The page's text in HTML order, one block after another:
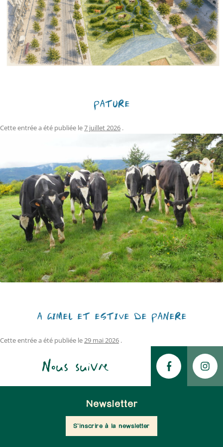
PÂTURE
Cette entrée a été publiée le7 juillet 2026 .
À GIMEL ET ESTIVE DE PANÈRE
Cette entrée a été publiée le29 mai 2026 .
Nous suivre
Newsletter
S'inscrire à la newsletter